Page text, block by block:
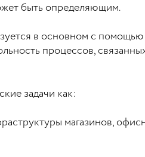
быть определяющим.
в основном с
процессов,
задачи как:
магазинов,